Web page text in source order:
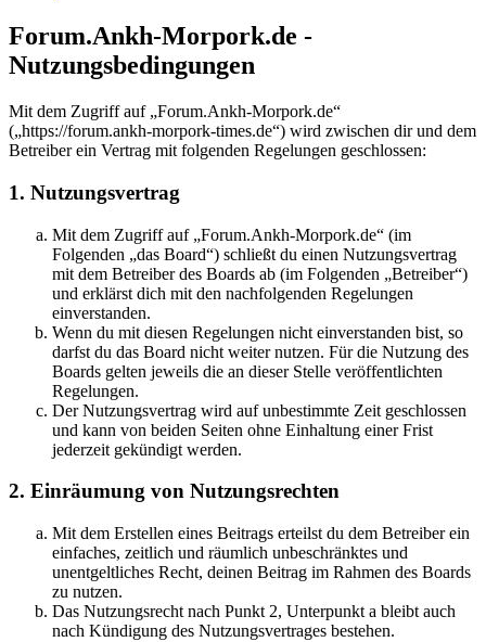
Forum.Ankh-Morpork.de -
Nutzungsbedingungen
Mit dem Zugriff auf „Forum.Ankh-Morpork.de“
(„https://forum.ankh-morpork-times.de“) wird zwischen dir und dem
Betreiber ein Vertrag mit folgenden Regelungen geschlossen:
1. Nutzungsvertrag
Mit dem Zugriff auf „Forum.Ankh-Morpork.de“ (im
Folgenden „das Board“) schließt du einen Nutzungsvertrag
mit dem Betreiber des Boards ab (im Folgenden „Betreiber“)
und erklärst dich mit den nachfolgenden Regelungen
einverstanden.
Wenn du mit diesen Regelungen nicht einverstanden bist, so
darfst du das Board nicht weiter nutzen. Für die Nutzung des
Boards gelten jeweils die an dieser Stelle veröffentlichten
Regelungen.
Der Nutzungsvertrag wird auf unbestimmte Zeit geschlossen
und kann von beiden Seiten ohne Einhaltung einer Frist
jederzeit gekündigt werden.
2. Einräumung von Nutzungsrechten
Mit dem Erstellen eines Beitrags erteilst du dem Betreiber ein
einfaches, zeitlich und räumlich unbeschränktes und
unentgeltliches Recht, deinen Beitrag im Rahmen des Boards
zu nutzen.
Das Nutzungsrecht nach Punkt 2, Unterpunkt a bleibt auch
nach Kündigung des Nutzungsvertrages bestehen.